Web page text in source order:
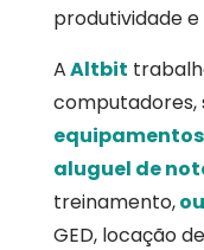
produtividade e
AAltbit
computadores,
equipamentos
aluguel de
treinamento,
GED, locação